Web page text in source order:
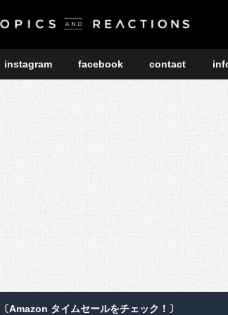
instagram facebook contact
〔Amazon タイムセールをチェック！〕